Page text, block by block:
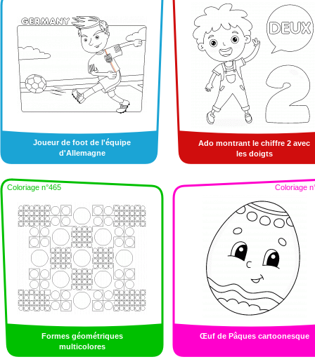
Joueur de foot de l'équipe
d'Allemagne
Ado montrant le chiffre 2 avec
les doigts
Coloriage n°465
Formes géométriques
multicolores
Coloriage
Œuf de Pâques cartoonesque